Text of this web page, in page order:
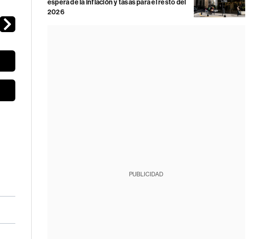
espera de la inflación y tasas para el resto del
2026
PUBLICIDAD